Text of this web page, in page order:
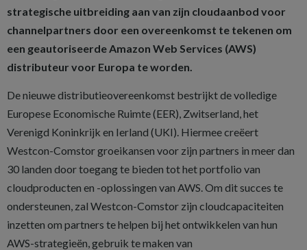
strategische uitbreiding aan van zijn cloudaanbod voor
channelpartners door een overeenkomst te tekenen om
een geautoriseerde Amazon Web Services (AWS)
distributeur voor Europa te worden.
De nieuwe distributieovereenkomst bestrijkt de volledige
Europese Economische Ruimte (EER), Zwitserland, het
Verenigd Koninkrijk en Ierland (UKI). Hiermee creëert
Westcon-Comstor groeikansen voor zijn partners in meer dan
30 landen door toegang te bieden tot het portfolio van
cloudproducten en -oplossingen van AWS. Om dit succes te
ondersteunen, zal Westcon-Comstor zijn cloudcapaciteiten
inzetten om partners te helpen bij het ontwikkelen van hun
AWS-strategieën, gebruik te maken van